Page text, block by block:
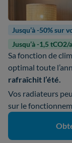
Jusqu’à -50% sur
Jusqu’à -1,5 tCO2/
Sa fonction de
optimal toute
rafraîchit l’été.
Vos radiateurs
sur le